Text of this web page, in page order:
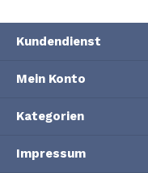
Kundendienst
Mein Konto
Kategorien
Impressum